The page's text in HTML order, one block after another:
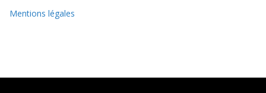
Mentions légales